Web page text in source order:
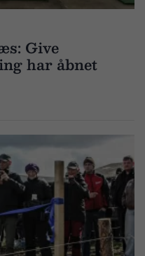
Give
har åbnet